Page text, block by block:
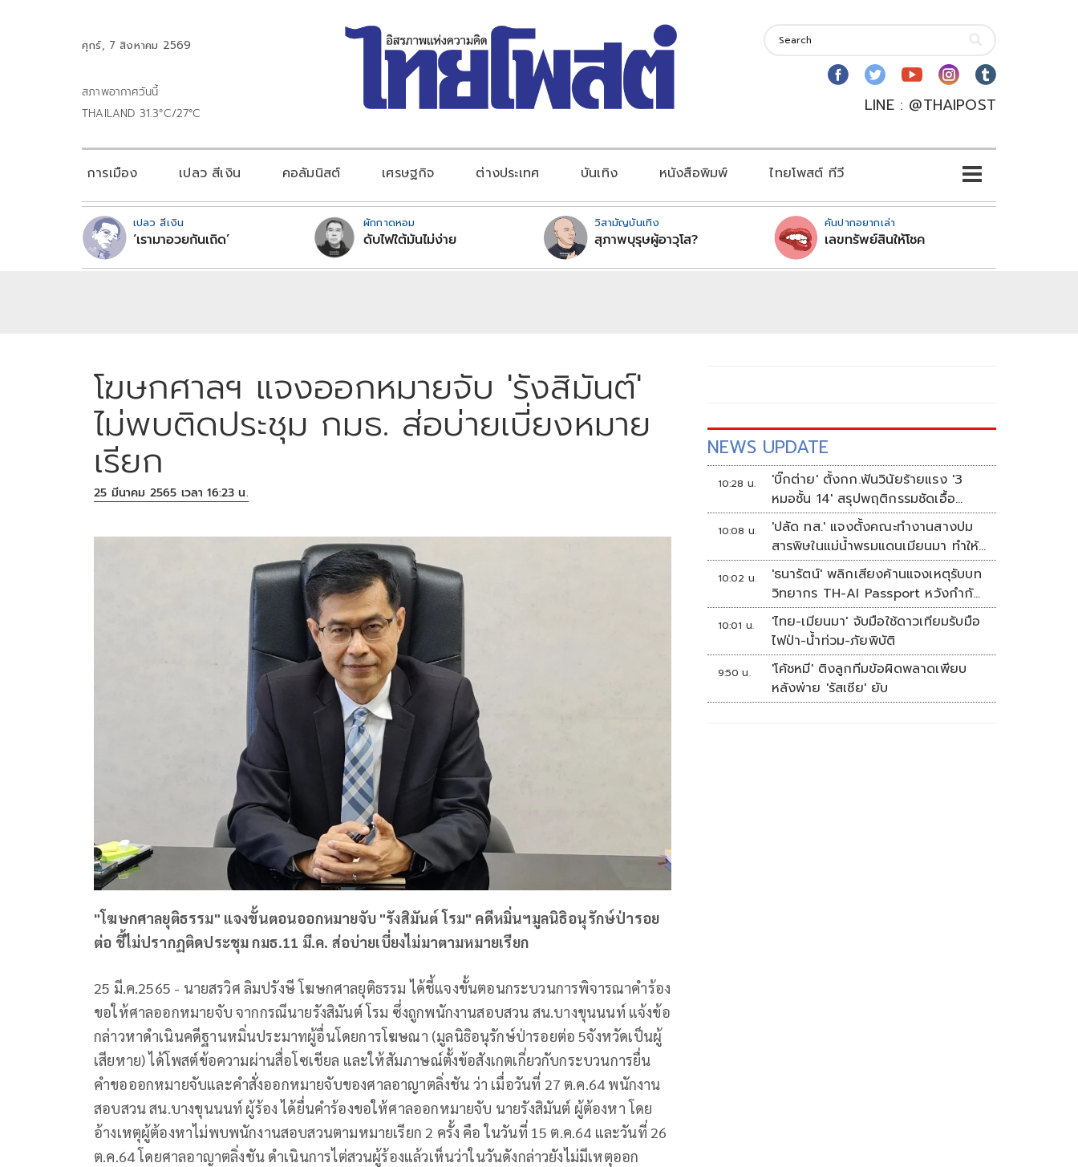
ศุกร์, 7 สิงหาคม 2569
สภาพอากาศวันนี้
THAILAND 31.3°C/27°C
LINE : @THAIPOST
การเมือง เปลว สีเงิน คอลัมนิสต์ เศรษฐกิจ ต่างประเทศ บันเทิง หนังสือพิมพ์ ไทยโพสต์ ทีวี
เปลว สีเงิน
‘เรามาอวยกันเถิด’
ผักกาดหอม
ดับไฟใต้มันไม่ง่าย
วิสามัญบันเทิง
สุภาพบุรุษผู้อาวุโส?
คันปากอยากเล่า
เลขทรัพย์สินให้โชค
โฆษกศาลฯ แจงออกหมายจับ 'รังสิมันต์'
ไม่พบติดประชุม กมธ. ส่อบ่ายเบี่ยงหมาย
เรียก
25 มีนาคม 2565 เวลา 16:23 น.
"โฆษกศาลยุติธรรม" แจงขั้นตอนออกหมายจับ "รังสิมันต์ โรม" คดีหมิ่นฯมูลนิธิอนุรักษ์ป่ารอย
ต่อ ชี้ไม่ปรากฏติดประชุม กมธ.11 มี.ค. ส่อบ่ายเบี่ยงไม่มาตามหมายเรียก
25 มี.ค.2565 - นายสรวิศ ลิมปรังษี โฆษกศาลยุติธรรม ได้ชี้แจงขั้นตอนกระบวนการพิจารณาคำร้อง
ขอให้ศาลออกหมายจับ จากกรณีนายรังสิมันต์ โรม ซึ่งถูกพนักงานสอบสวน สน.บางขุนนนท์ แจ้งข้อ
กล่าวหาดำเนินคดีฐานหมิ่นประมาทผู้อื่นโดยการโฆษณา (มูลนิธิอนุรักษ์ป่ารอยต่อ 5จังหวัดเป็นผู้
เสียหาย) ได้โพสต์ข้อความผ่านสื่อโซเชียล และให้สัมภาษณ์ตั้งข้อสังเกตเกี่ยวกับกระบวนการยื่น
คำขอออกหมายจับและคำสั่งออกหมายจับของศาลอาญาตลิ่งชัน ว่า เมื่อวันที่ 27 ต.ค.64 พนักงาน
สอบสวน สน.บางขุนนนท์ ผู้ร้อง ได้ยื่นคำร้องขอให้ศาลออกหมายจับ นายรังสิมันต์ ผู้ต้องหา โดย
อ้างเหตุผู้ต้องหาไม่พบพนักงานสอบสวนตามหมายเรียก 2 ครั้ง คือ ในวันที่ 15 ต.ค.64 และวันที่ 26
ต.ค.64 โดยศาลอาญาตลิ่งชัน ดำเนินการไต่สวนผู้ร้องแล้วเห็นว่าในวันดังกล่าวยังไม่มีเหตุออก
NEWS UPDATE
10:28 น.
'บิ๊กต่าย' ตั้งกก.ฟันวินัยร้ายแรง '3
หมอชั้น 14' สรุปพฤติกรรมชัดเอื้อ
'ทักษิณ'
10:08 น.
'ปลัด ทส.' แจงตั้งคณะทำงานสางปม
สารพิษในแม่น้ำพรมแดนเมียนมา ทำให้
แก้ปัญหารวดเร็ว
10:02 น.
'ธนารัตน์' พลิกเสียงค้านแจงเหตุรับบท
วิทยากร TH-AI Passport หวังกำกับ
ใช้งบเหมาะสม ชูจุดเด่นคนไทยได้ใช้ AI
ระดับโปร ลดเหลื่อมล้ำทางเทคโนโลยี
เซฟงบไปกว่า900ล้าน เชื่อหากใช้เต็มที่
เอกชนขาดทุนย่อยยับ
10:01 น.
'ไทย-เมียนมา' จับมือใช้ดาวเทียมรับมือ
ไฟป่า-น้ำท่วม-ภัยพิบัติ
9:50 น.
'โค้ชหมี' ติงลูกทีมข้อผิดพลาดเพียบ
หลังพ่าย 'รัสเซีย' ยับ